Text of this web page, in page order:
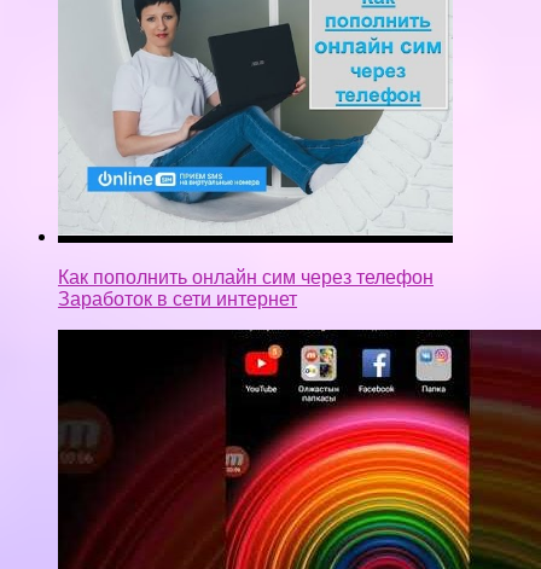
Как пополнить онлайн сим через телефон
Заработок в сети интернет